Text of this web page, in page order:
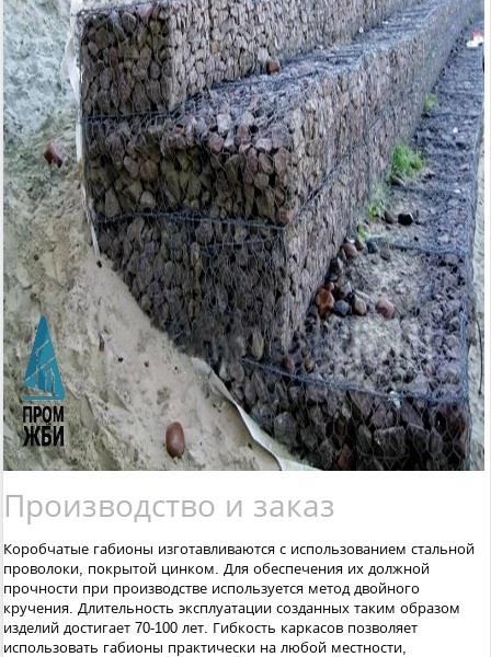
Производство и заказ
Коробчатые габионы изготавливаются с использованием стальной
проволоки, покрытой цинком. Для обеспечения их должной
прочности при производстве используется метод двойного
кручения. Длительность эксплуатации созданных таким образом
изделий достигает 70-100 лет. Гибкость каркасов позволяет
использовать габионы практически на любой местности,